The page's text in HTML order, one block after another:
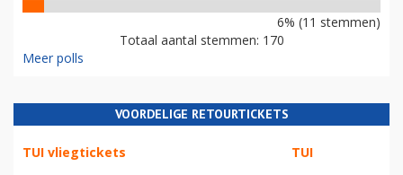
6% (11 stemmen)
Totaal aantal stemmen: 170
Meer polls
VOORDELIGE RETOURTICKETS
TUI vliegtickets TUI